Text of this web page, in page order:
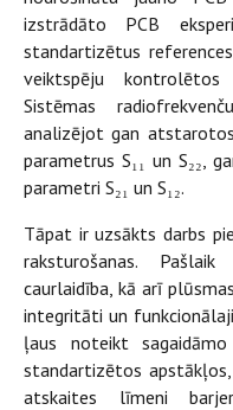
izstrādāto PCB
standartizētus
veiktspēju kontrolētos
Sistēmas
analizējot gan
parametrus S₁₁ un S₂₂,
parametri S₂₁ un S₁₂.
Tāpat ir uzsākts darbs
raksturošanas.
caurlaidība, kā arī
integritāti un
ļaus noteikt
standartizētos
atskaites līmeni